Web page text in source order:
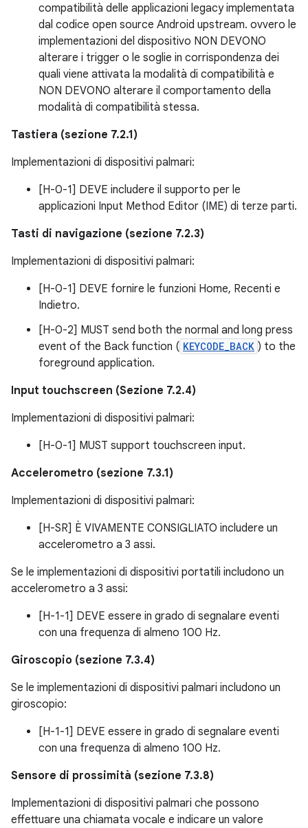
compatibilità delle applicazioni legacy implementata
dal codice open source Android upstream. ovvero le
implementazioni del dispositivo NON DEVONO
alterare i trigger o le soglie in corrispondenza dei
quali viene attivata la modalità di compatibilità e
NON DEVONO alterare il comportamento della
modalità di compatibilità stessa.
Tastiera (sezione 7.2.1)
Implementazioni di dispositivi palmari:
[H-0-1] DEVE includere il supporto per le
applicazioni Input Method Editor (IME) di terze parti.
Tasti di navigazione (sezione 7.2.3)
Implementazioni di dispositivi palmari:
[H-0-1] DEVE fornire le funzioni Home, Recenti e
Indietro.
[H-0-2] MUST send both the normal and long press
event of the Back function ( KEYCODE_BACK ) to the
foreground application.
Input touchscreen (Sezione 7.2.4)
Implementazioni di dispositivi palmari:
[H-0-1] MUST support touchscreen input.
Accelerometro (sezione 7.3.1)
Implementazioni di dispositivi palmari:
[H-SR] È VIVAMENTE CONSIGLIATO includere un
accelerometro a 3 assi.
Se le implementazioni di dispositivi portatili includono un
accelerometro a 3 assi:
[H-1-1] DEVE essere in grado di segnalare eventi
con una frequenza di almeno 100 Hz.
Giroscopio (sezione 7.3.4)
Se le implementazioni di dispositivi palmari includono un
giroscopio:
[H-1-1] DEVE essere in grado di segnalare eventi
con una frequenza di almeno 100 Hz.
Sensore di prossimità (sezione 7.3.8)
Implementazioni di dispositivi palmari che possono
effettuare una chiamata vocale e indicare un valore